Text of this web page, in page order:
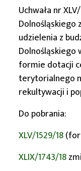
Uchwała nr
Dolnośląskiego
udzielenia z
Dolnośląskiego
formie dotacji
terytorialnego
rekultywacji i
Do pobrania:
XLV/1529/18
XLIX/1743/18